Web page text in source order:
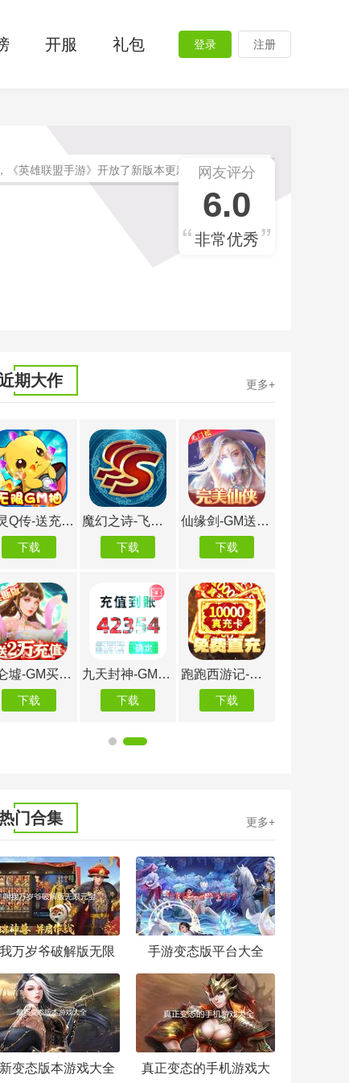
开服 礼包 登录 注册
《英雄联盟手游》开放了新版本更新，全新3.1版
们关心的匹配、补分等机制也再度迎来优化，接
快来一起看看吧！来自艾欧尼亚的守护者，“暮
网友评分
6.0
非常优秀
期大作 更多+
坠星大陆-0氪送资源
下载
天使降临-免充打金版
下载
星云纪-GM自由充
下载
封天决-送GM30万充
下载
命运边际-挂机GM扶持
下载
妖游记-爆百万真充
下载
门合集 更多+
万岁爷破解版无限
元宝
手游变态版平台大全
变态版本游戏大全 真正变态的手机游戏大